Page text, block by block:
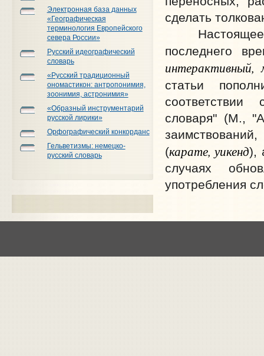
Электронная база данных
«Географическая
терминология Европейского
севера России»
Русский идеографический
словарь
«Русский традиционный
ономастикон: антропонимия,
зоонимия, астронимия»
«Образный инструментарий
русской лирики»
Орфографический конкорданс
Гельветизмы: немецко-
русский словарь
сделать
Настоящее
последнего
интерактивный,
статьи
соответствии
словаря" (М.,
(карате, уикенд),
случаях
употребления